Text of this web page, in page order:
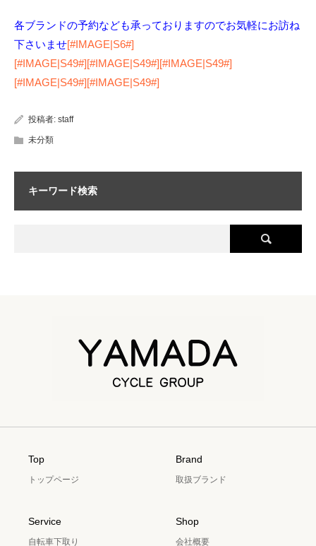
各ブランドの予約なども承っておりますのでお気軽にお訪ね
下さいませ[#IMAGE|S6#]
[#IMAGE|S49#][#IMAGE|S49#][#IMAGE|S49#]
[#IMAGE|S49#][#IMAGE|S49#]
投稿者: staff
未分類
キーワード検索
Top
トップページ
Brand
取扱ブランド
Service
自転車下取り
Shop
会社概要